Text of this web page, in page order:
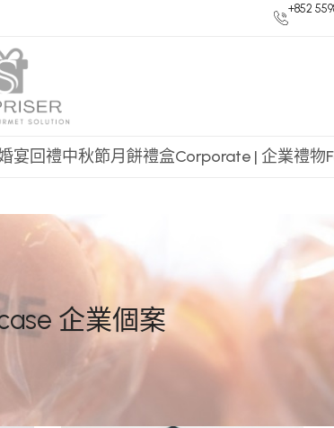
+852
宴回禮中秋節月餅禮盒Corporate | 企業禮物
企業個案